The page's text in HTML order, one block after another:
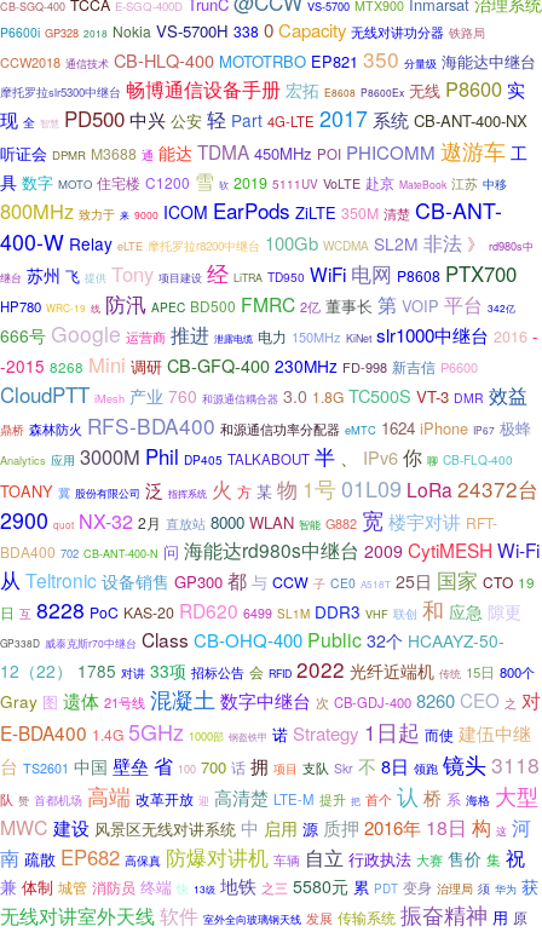
CB-SGQ-400 TCCA E-SGQ-400D VS-5700 MTX900
P6600i GP328 2018 Nokia VS-5700H 338 0Capacity 无线对讲功分器 铁路局
CCW2018 通信技术 CB-HLQ-400 MOTOTRBO EP821 350 分量级 海能达中继台
摩托罗拉slr5300中继台 畅博通信设备手册 宏拓 E8608 P8600Ex 无线 P8600实
现 全 智慧 PD500中兴 公安 轻 Part 4G-LTE 2017 系统 CB-ANT-400-NX
听证会 DPMR M3688 通 能达 TDMA 450MHz POI PHICOMM 遨游车 工
具 数字 MOTO 住宅楼 C1200 雪 软 2019 5111UV VoLTE 赴京 MateBook 江苏 中移
800MHz 致力于 来 9000 ICOM EarPods ZiLTE 350M 清楚 CB-ANT-
400-W Relay eLTE 摩托罗拉r8200中继台 100Gb WCDMA SL2M 非法 》
rd980s中
继台 苏州 飞 提供 Tony 项目建设 经 LiTRA TD950 WiFi 电网 P8608 PTX700
HP780 WRC-19 线 防汛 APEC BD500 FMRC 2亿 董事长 第 VOIP 平台 342亿
666号 Google 运营商 推进 泄露电缆 电力 150MHz KiNet slr1000中继台 2016 -
-2015 8268 Mini 调研 CB-GFQ-400 230MHz FD-998 新吉信 P6600
CloudPTT iMesh 产业 760 和源通信耦合器 3.0 1.8G TC500S VT-3 DMR 效益
鼎桥 森林防火 RFS-BDA400 和源通信功率分配器 eMTC 1624 iPhone IP67 极蜂
Analytics 应用 3000M Phil DP405 TALKABOUT 半 IPv6你 聊 CB-FLQ-400
TOANY 冀 股份有限公司 泛 指挥系统 火 方 某 物 1号 01L09 LoRa 24372台
2900 quot NX-32 2月 直放站 8000 WLAN 智能 G882 宽 楼宇对讲 RFT-
BDA400 702 CB-ANT-400-N 问 海能达rd980s中继台 2009 CytiMESH Wi-Fi
从 Teltronic 设备销售 GP300 都 与 CCW 子 CE0 A518T 25日 国家 CTO 19
日 互 8228 PoC KAS-20 RD620 6499 SL1M DDR3 VHF 联创 和 应急 隙更
GP338D 威泰克斯r70中继台 Class CB-OHQ-400 Public 32个 HCAAYZ-50-
12（22）
1785 对讲 33项 招标公告 会 RFID 2022 光纤近端机 传统 15日 800个
Gray 图 遗体 21号线 混凝土 数字中继台 次 CB-GDJ-400 8260 CEO 之 对
E-BDA400 1.4G 5GHz 1000部 钢盔铁甲 诺 Strategy 1日起 而使 建伍中继
台 TS2601 中国 壁垒 省 100 700 话 拥 项目 支队 Skr 不 8日 领跑 镜头3118
队 赞 首都机场 高端 改革开放 迎 高清楚 LTE-M 提升 把 首个 认 桥 系 海格 大型
MWC 建设 风景区无线对讲系统 中 启用 源 质押 2016年 18日 构 这 河
南 疏散 EP682 高保真 防爆对讲机 车辆 自立 行政执法 大赛 售价 集 祝
兼 体制 城管 消防员 终端 快 13级 地铁 之三 5580元 累 PDT 变身 治理局 须 华为 获
无线对讲室外天线软件 室外全向玻璃钢天线 发展 传输系统 振奋精神 用 原